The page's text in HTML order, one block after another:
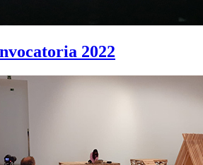
2022